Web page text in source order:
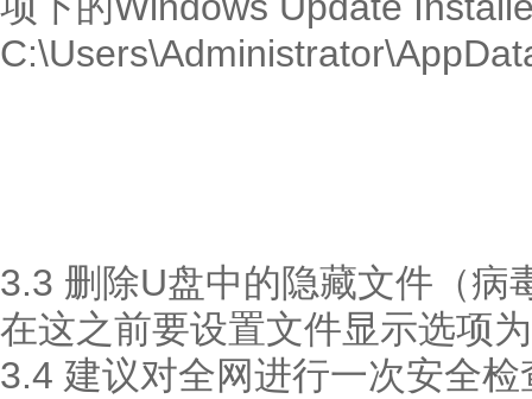
3.3 删除U盘中的隐藏文件（病
在这之前要设置文件显示选项
3.4 建议对全网进行一次安全